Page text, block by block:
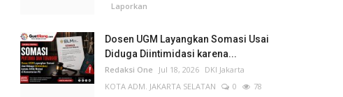
Laporkan
Dosen UGM Layangkan Somasi Usai
Diduga Diintimidasi karena...
Redaksi One Jul 18, 2026 DKI Jakarta
KOTA ADM. JAKARTA SELATAN
0
78